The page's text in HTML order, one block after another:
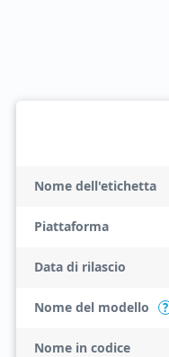
Nome dell'etichetta
Piattaforma
Data di rilascio
Nome del modello ?
Nome in codice